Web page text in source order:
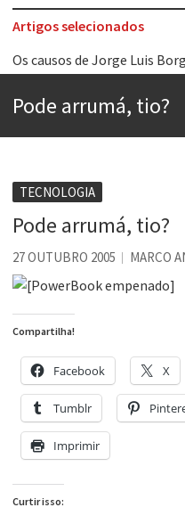
Artigos selecionados
Os causos de Jorge Luis
Se queres salvar o mundo,
A construção da urbanidade
Aprender a fracassar é o
Contardo Calligaris prega
Esse tal de Rock Gaúcho
Pode arrumá, tio?
TECNOLOGIA
Pode arrumá, tio?
27 OUTUBRO 2005 MARCO
Compartilha!
Facebook X
Tumblr
Imprimir
Curtir isso: